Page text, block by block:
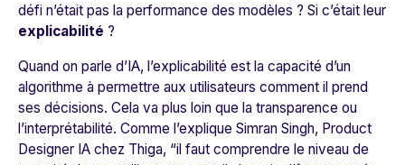
défi n’était pas la performance des modèles ? Si c’était leur
explicabilité ?
Quand on parle d’IA, l’explicabilité est la capacité d’un
algorithme à permettre aux utilisateurs comment il prend
ses décisions. Cela va plus loin que la transparence ou
l’interprétabilité. Comme l’explique Simran Singh, Product
Designer IA chez Thiga, “il faut comprendre le niveau de